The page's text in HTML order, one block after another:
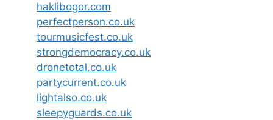
haklibogor.com
perfectperson.co.uk
tourmusicfest.co.uk
strongdemocracy.co.uk
dronetotal.co.uk
partycurrent.co.uk
lightalso.co.uk
sleepyguards.co.uk